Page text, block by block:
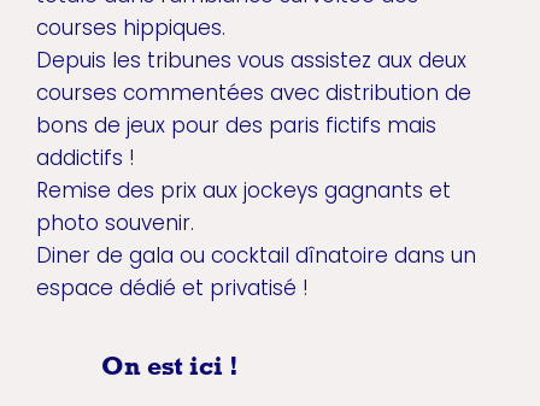
courses hippiques.
Depuis les tribunes vous assistez aux deux
courses commentées avec distribution de
bons de jeux pour des paris fictifs mais
addictifs !
Remise des prix aux jockeys gagnants et
photo souvenir.
Diner de gala ou cocktail dînatoire dans un
espace dédié et privatisé !
On est ici !